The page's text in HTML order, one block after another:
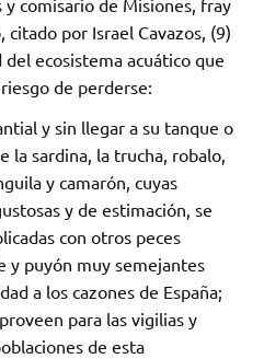
y comisario de Misiones, fray
por Israel Cavazos, (9)
ecosistema acuático que
de perderse:
y sin llegar a su tanque o
la sardina, la trucha, robalo,
y camarón, cuyas
y de estimación, se
con otros peces
y puyón muy semejantes
a los cazones de España;
para las vigilias y
de esta